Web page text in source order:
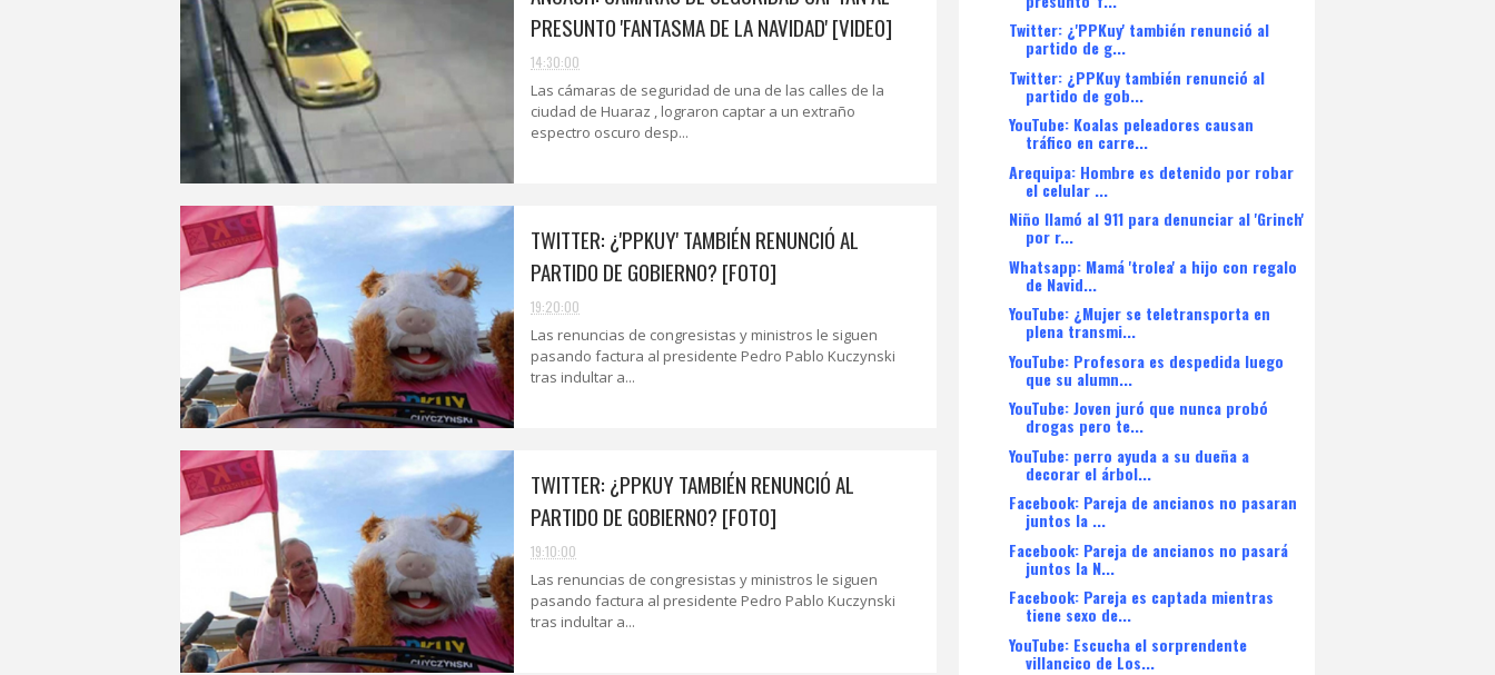
PRESUNTO 'FANTASMA DE LA NAVIDAD' [VIDEO]
14:30:00
Las cámaras de seguridad de una de las calles de la
ciudad de Huaraz , lograron captar a un extraño
espectro oscuro desp...
TWITTER: ¿'PPKUY' TAMBIÉN RENUNCIÓ AL
PARTIDO DE GOBIERNO? [FOTO]
19:20:00
Las renuncias de congresistas y ministros le siguen
pasando factura al presidente Pedro Pablo Kuczynski
tras indultar a...
TWITTER: ¿PPKUY TAMBIÉN RENUNCIÓ AL
PARTIDO DE GOBIERNO? [FOTO]
19:10:00
Las renuncias de congresistas y ministros le siguen
pasando factura al presidente Pedro Pablo Kuczynski
tras indultar a...
Twitter: ¿'PPKuy' también renunció al
partido de g...
Twitter: ¿PPKuy también renunció al
partido de gob...
YouTube: Koalas peleadores causan
tráfico en carre...
Arequipa: Hombre es detenido por robar
el celular ...
Niño llamó al 911 para denunciar al 'Grinch'
por r...
Whatsapp: Mamá 'trolea' a hijo con regalo
de Navid...
YouTube: ¿Mujer se teletransporta en
plena transmi...
YouTube: Profesora es despedida luego
que su alumn...
YouTube: Joven juró que nunca probó
drogas pero te...
YouTube: perro ayuda a su dueña a
decorar el árbol...
Facebook: Pareja de ancianos no pasaran
juntos la ...
Facebook: Pareja de ancianos no pasará
juntos la N...
Facebook: Pareja es captada mientras
tiene sexo de...
YouTube: Escucha el sorprendente
villancico de Los...